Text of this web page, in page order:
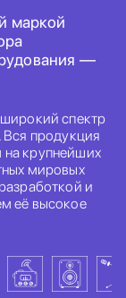
маркой
—
спектр
Вся продукция
крупнейших
мировых
и
её высокое